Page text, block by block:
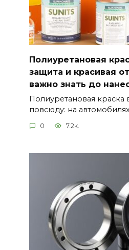
Полиуретановая
защита и красивая
важно знать до
Полиуретановая краска
повсюду: на автомобилях
0 7.2к.